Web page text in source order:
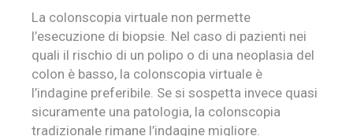
La colonscopia virtuale non permette
l’esecuzione di biopsie. Nel caso di pazienti nei
quali il rischio di un polipo o di una neoplasia del
colon è basso, la colonscopia virtuale è
l’indagine preferibile. Se si sospetta invece quasi
sicuramente una patologia, la colonscopia
tradizionale rimane l’indagine migliore.